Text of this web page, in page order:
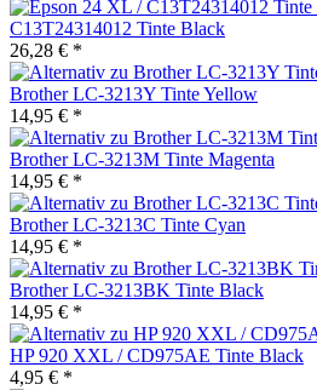
C13T24314012 Tinte Black
26,28 € *
Brother LC-3213Y Tinte Yellow
14,95 € *
Brother LC-3213M Tinte Magenta
14,95 € *
Brother LC-3213C Tinte Cyan
14,95 € *
Brother LC-3213BK Tinte Black
14,95 € *
HP 920 XXL / CD975AE Tinte Black
4,95 € *